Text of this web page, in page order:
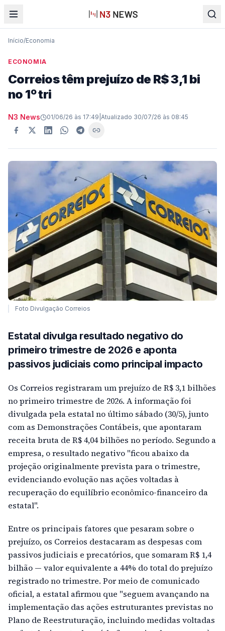
Início/Economia
ECONOMIA
Correios têm prejuízo de R$ 3,1 bi
no 1º tri
N3 News 01/06/26 às 17:49 Atualizado 30/07/26 às 08:45
Foto Divulgação Correios
Estatal divulga resultado negativo do
primeiro trimestre de 2026 e aponta
passivos judiciais como principal impacto
Os Correios registraram um prejuízo de R$ 3,1 bilhões
no primeiro trimestre de 2026. A informação foi
divulgada pela estatal no último sábado (30/5), junto
com as Demonstrações Contábeis, que apontaram
receita bruta de R$ 4,04 bilhões no período. Segundo a
empresa, o resultado negativo "ficou abaixo da
projeção originalmente prevista para o trimestre,
evidenciando evolução nas ações voltadas à
recuperação do equilíbrio econômico-financeiro da
estatal".
Entre os principais fatores que pesaram sobre o
prejuízo, os Correios destacaram as despesas com
passivos judiciais e precatórios, que somaram R$ 1,4
bilhão — valor equivalente a 44% do total do prejuízo
registrado no trimestre. Por meio de comunicado
oficial, a estatal afirmou que "seguem avançando na
implementação das ações estruturantes previstas no
Plano de Reestruturação, incluindo medidas voltadas